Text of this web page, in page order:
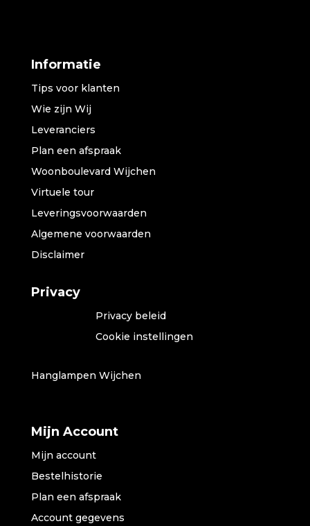
Informatie
Tips voor klanten
Wie zijn Wij
Leveranciers
Plan een afspraak
Woonboulevard Wijchen
Virtuele tour
Leveringsvoorwaarden
Algemene voorwaarden
Disclaimer
Privacy
Privacy beleid
Cookie instellingen
Hanglampen Wijchen
Mijn Account
Mijn account
Bestelhistorie
Plan een afspraak
Account gegevens